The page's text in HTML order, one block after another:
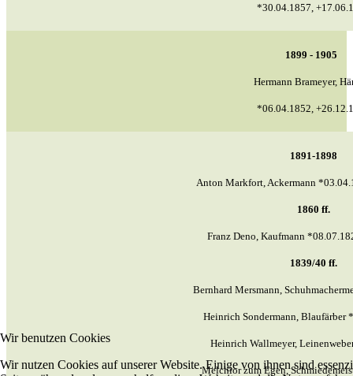
*30.04.1857,
1899 - 1905
Hermann Brameyer,
*06.04.1852,
1891-1898
Anton Markfort, Ackermann
1860 ff.
Franz Deno, Kaufmann
1839/40 ff.
Bernhard Mersmann,
Heinrich Sondermann, Blaufärber
Heinrich Wallmeyer,
Melchior zum Egen,
Wir benutzen Cookies
Wir nutzen Cookies auf unserer Website. Einige von ihnen sind